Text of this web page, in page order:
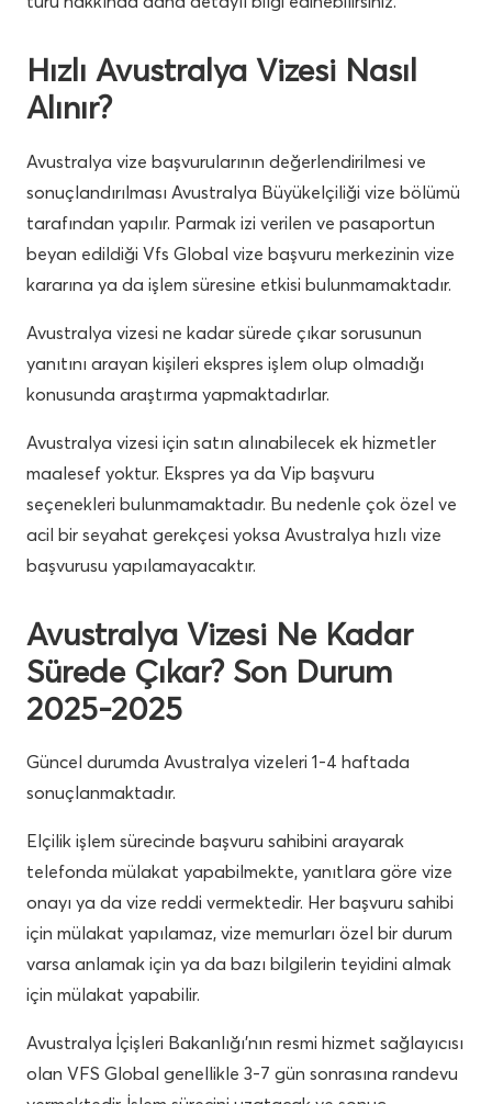
Hızlı Avustralya Vizesi Nasıl
Alınır?
Avustralya vize başvurularının değerlendirilmesi ve
sonuçlandırılması Avustralya Büyükelçiliği vize bölümü
tarafından yapılır. Parmak izi verilen ve pasaportun
beyan edildiği Vfs Global vize başvuru merkezinin vize
kararına ya da işlem süresine etkisi bulunmamaktadır.
Avustralya vizesi ne kadar sürede çıkar sorusunun
yanıtını arayan kişileri ekspres işlem olup olmadığı
konusunda araştırma yapmaktadırlar.
Avustralya vizesi için satın alınabilecek ek hizmetler
maalesef yoktur. Ekspres ya da Vip başvuru
seçenekleri bulunmamaktadır. Bu nedenle çok özel ve
acil bir seyahat gerekçesi yoksa Avustralya hızlı vize
başvurusu yapılamayacaktır.
Avustralya Vizesi Ne Kadar
Sürede Çıkar? Son Durum
2025-2025
Güncel durumda Avustralya vizeleri 1-4 haftada
sonuçlanmaktadır.
Elçilik işlem sürecinde başvuru sahibini arayarak
telefonda mülakat yapabilmekte, yanıtlara göre vize
onayı ya da vize reddi vermektedir. Her başvuru sahibi
için mülakat yapılamaz, vize memurları özel bir durum
varsa anlamak için ya da bazı bilgilerin teyidini almak
için mülakat yapabilir.
Avustralya İçişleri Bakanlığı’nın resmi hizmet sağlayıcısı
olan VFS Global genellikle 3-7 gün sonrasına randevu